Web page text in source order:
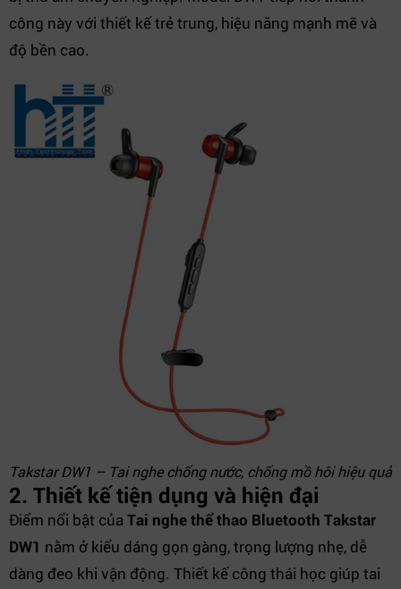
công này với thiết kế trẻ trung, hiệu năng mạnh mẽ và
độ bền cao.
Takstar DW1 – Tai nghe chống nước, chống mồ hôi hiệu quả
2. Thiết kế tiện dụng và hiện đại
Điểm nổi bật của Tai nghe thể thao Bluetooth Takstar
DW1 nằm ở kiểu dáng gọn gàng, trọng lượng nhẹ, dễ
dàng đeo khi vận động. Thiết kế công thái học giúp tai